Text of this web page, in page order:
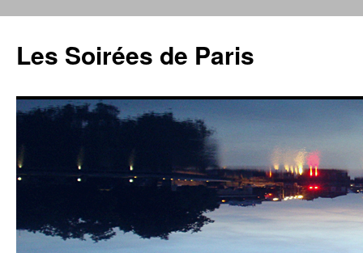
contenu
Les Soirées de Paris